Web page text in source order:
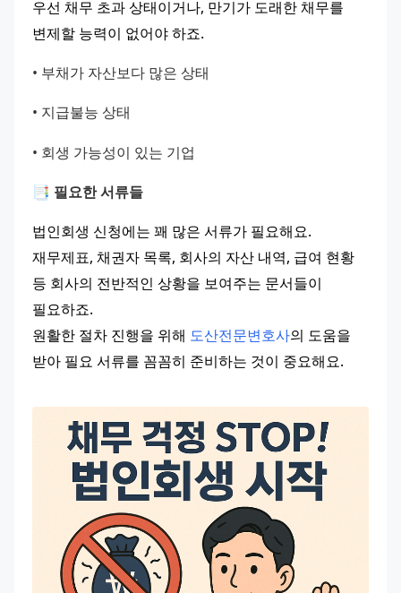
우선 채무 초과 상태이거나, 만기가 도래한 채무를
변제할 능력이 없어야 하죠.
• 부채가 자산보다 많은 상태
• 지급불능 상태
• 회생 가능성이 있는 기업
📑 필요한 서류들
법인회생 신청에는 꽤 많은 서류가 필요해요.
재무제표, 채권자 목록, 회사의 자산 내역, 급여 현황
등 회사의 전반적인 상황을 보여주는 문서들이
필요하죠.
원활한 절차 진행을 위해 도산전문변호사의 도움을
받아 필요 서류를 꼼꼼히 준비하는 것이 중요해요.